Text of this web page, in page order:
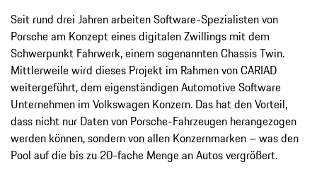
Seit rund drei Jahren arbeiten Software-Spezialisten von
Porsche am Konzept eines digitalen Zwillings mit dem
Schwerpunkt Fahrwerk, einem sogenannten Chassis Twin.
Mittlerweile wird dieses Projekt im Rahmen von CARIAD
weitergeführt, dem eigenständigen Automotive Software
Unternehmen im Volkswagen Konzern. Das hat den Vorteil,
dass nicht nur Daten von Porsche-Fahrzeugen herangezogen
werden können, sondern von allen Konzernmarken – was den
Pool auf die bis zu 20-fache Menge an Autos vergrößert.